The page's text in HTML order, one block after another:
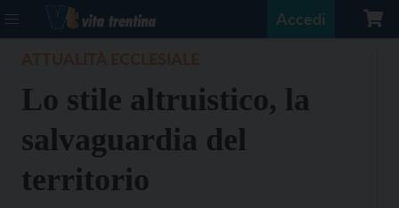
Accedi
Lo stile altruistico, la
salvaguardia del
territorio